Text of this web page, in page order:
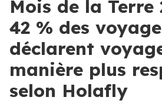
Mois de la Terre
42 % des
déclarent
manière plus
selon Holafly